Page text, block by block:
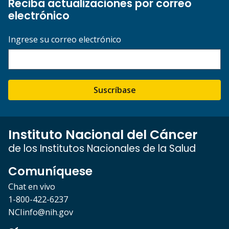
Reciba actualizaciones por correo
electrónico
Ingrese su correo electrónico
Suscríbase
Instituto Nacional del Cáncer
de los Institutos Nacionales de la Salud
Comuníquese
Chat en vivo
1-800-422-6237
NCIinfo@nih.gov